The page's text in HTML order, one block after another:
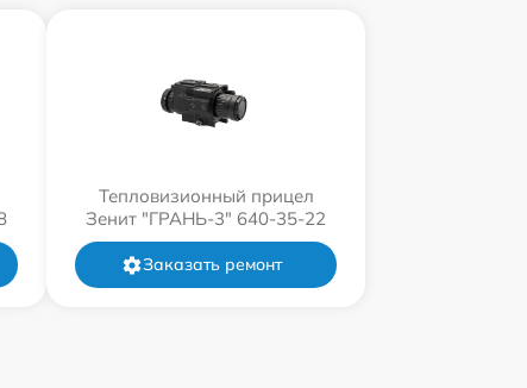
Тепловизионный прицел
Зенит "ГРАНЬ-3" 640-35-22
Заказать ремонт